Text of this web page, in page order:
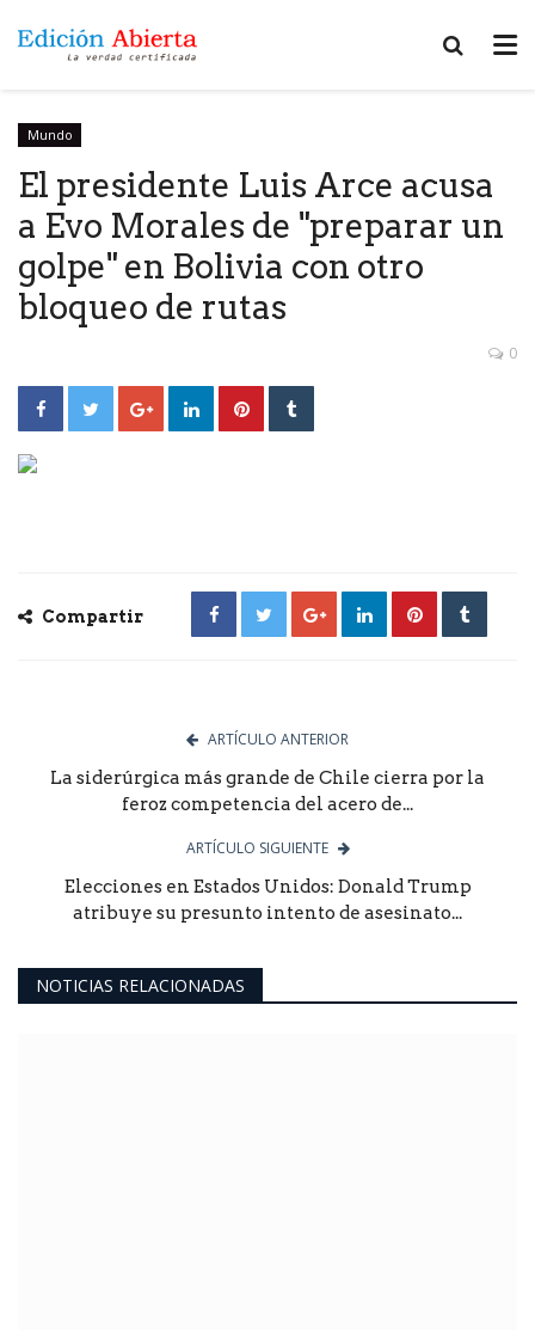
Mundo
El presidente Luis Arce acusa
a Evo Morales de "preparar un
golpe" en Bolivia con otro
bloqueo de rutas
0
Compartir
ARTÍCULO ANTERIOR
La siderúrgica más grande de Chile cierra por la
feroz competencia del acero de...
ARTÍCULO SIGUIENTE
Elecciones en Estados Unidos: Donald Trump
atribuye su presunto intento de asesinato...
NOTICIAS RELACIONADAS